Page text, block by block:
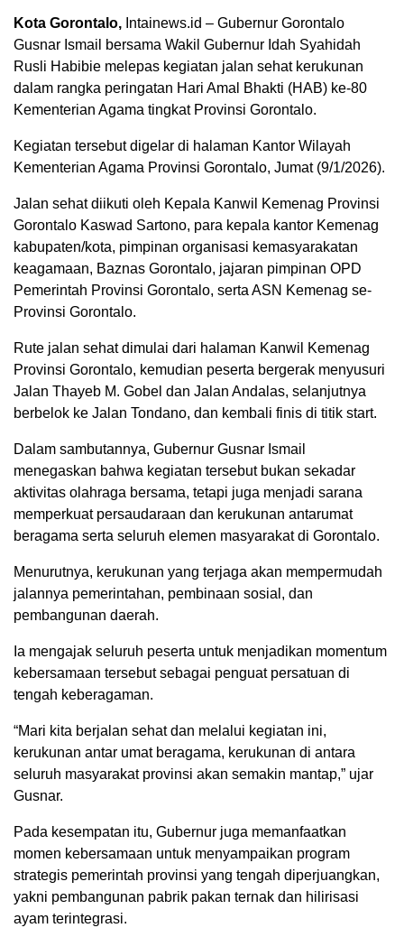
Kota Gorontalo, Intainews.id – Gubernur Gorontalo
Gusnar Ismail bersama Wakil Gubernur Idah Syahidah
Rusli Habibie melepas kegiatan jalan sehat kerukunan
dalam rangka peringatan Hari Amal Bhakti (HAB) ke-80
Kementerian Agama tingkat Provinsi Gorontalo.
Kegiatan tersebut digelar di halaman Kantor Wilayah
Kementerian Agama Provinsi Gorontalo, Jumat (9/1/2026).
Jalan sehat diikuti oleh Kepala Kanwil Kemenag Provinsi
Gorontalo Kaswad Sartono, para kepala kantor Kemenag
kabupaten/kota, pimpinan organisasi kemasyarakatan
keagamaan, Baznas Gorontalo, jajaran pimpinan OPD
Pemerintah Provinsi Gorontalo, serta ASN Kemenag se-
Provinsi Gorontalo.
Rute jalan sehat dimulai dari halaman Kanwil Kemenag
Provinsi Gorontalo, kemudian peserta bergerak menyusuri
Jalan Thayeb M. Gobel dan Jalan Andalas, selanjutnya
berbelok ke Jalan Tondano, dan kembali finis di titik start.
Dalam sambutannya, Gubernur Gusnar Ismail
menegaskan bahwa kegiatan tersebut bukan sekadar
aktivitas olahraga bersama, tetapi juga menjadi sarana
memperkuat persaudaraan dan kerukunan antarumat
beragama serta seluruh elemen masyarakat di Gorontalo.
Menurutnya, kerukunan yang terjaga akan mempermudah
jalannya pemerintahan, pembinaan sosial, dan
pembangunan daerah.
Ia mengajak seluruh peserta untuk menjadikan momentum
kebersamaan tersebut sebagai penguat persatuan di
tengah keberagaman.
“Mari kita berjalan sehat dan melalui kegiatan ini,
kerukunan antar umat beragama, kerukunan di antara
seluruh masyarakat provinsi akan semakin mantap,” ujar
Gusnar.
Pada kesempatan itu, Gubernur juga memanfaatkan
momen kebersamaan untuk menyampaikan program
strategis pemerintah provinsi yang tengah diperjuangkan,
yakni pembangunan pabrik pakan ternak dan hilirisasi
ayam terintegrasi.